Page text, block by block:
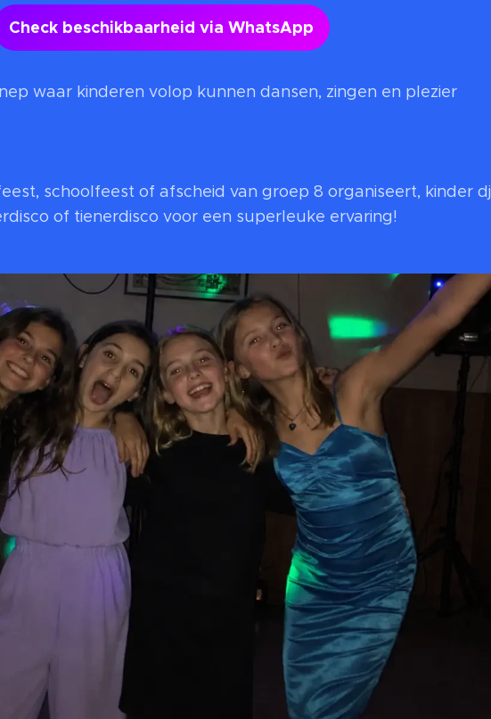
Check beschikbaarheid via WhatsApp
waar kinderen volop kunnen dansen, zingen en plezier
schoolfeest of afscheid van groep 8 organiseert, kinder dj
of tienerdisco voor een superleuke ervaring!